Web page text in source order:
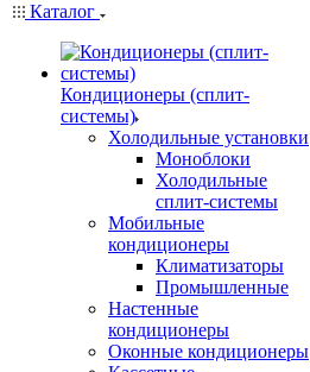
Каталог
Кондиционеры (сплит-
системы)
Холодильные установки
Моноблоки
Холодильные
сплит-системы
Мобильные
кондиционеры
Климатизаторы
Промышленные
Настенные
кондиционеры
Оконные кондиционеры